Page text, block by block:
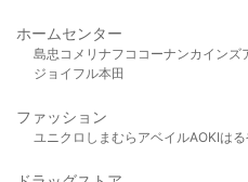
ホームセンター
島忠 コメリ ナフコ コーナンカインズ
ジョイフル本田
ファッション
ユニクロ しまむら アベイルAOKIはる